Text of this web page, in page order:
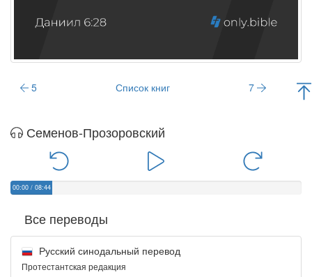
5 Список книг 7
Семенов-Прозоровский
00:00 / 08:44
Все переводы
Русский синодальный перевод
Протестантская редакция